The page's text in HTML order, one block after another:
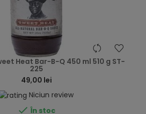
Heat Bar-B-Q 450 ml 510 g ST-
225
49,00 lei
Niciun review
 În stoc